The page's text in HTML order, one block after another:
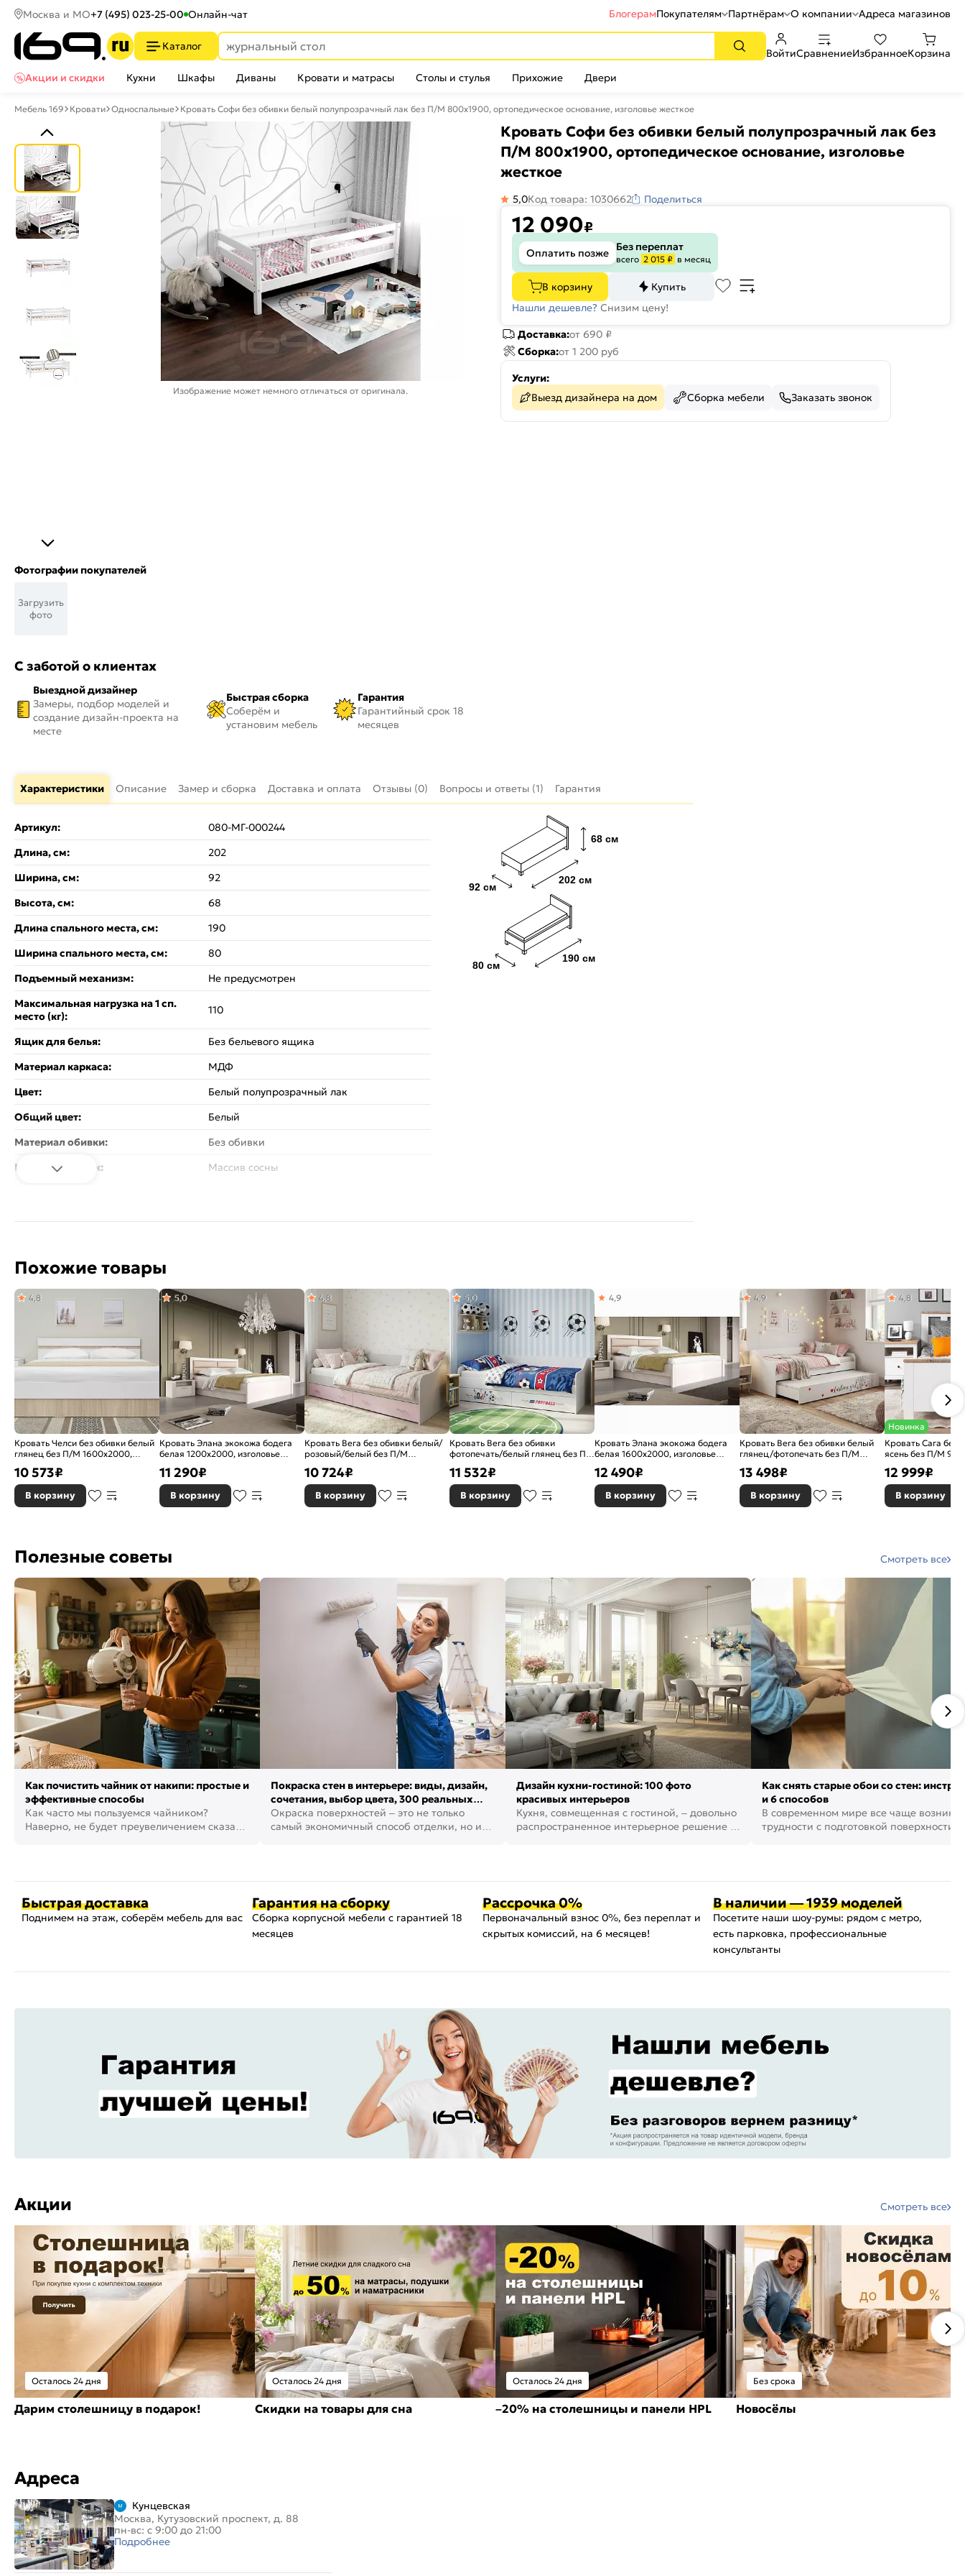
Москва и МО+7 (495) 023-25-00 Онлайн-чат БлогерамПокупателям Партнёрам О компании Адреса магазинов
Каталог
ВойтиСравнениеИзбранноеКорзина
Акции и скидки
Кухни Шкафы Диваны Кровати и матрасы Столы и стулья Прихожие Двери
Мебель 169 Кровати Односпальные Кровать Софи без обивки белый полупрозрачный лак без П/М 800x1900, ортопедическое основание, изголовье жесткое
Изображение может немного отличаться от оригинала.
Фотографии покупателей
Загрузить
фото
С заботой о клиентах
Выездной дизайнер
Замеры, подбор моделей и
создание дизайн-проекта на
месте
Быстрая сборка
Соберём и
установим мебель
Гарантия
Гарантийный срок 18
месяцев
Кровать Софи без обивки белый полупрозрачный лак без
П/М 800x1900, ортопедическое основание, изголовье
жесткое
5,0Код товара: 1030662 Поделиться
12 090₽
Оплатить позже Без переплат
всего 2 015 ₽ в месяц
В корзину
Купить
Нашли дешевле? Снизим цену!
Доставка:от 690 ₽
Сборка:от 1 200 руб
Услуги:
Выезд дизайнера на дом
Сборка мебели Заказать звонок
Характеристики Описание Замер и сборка Доставка и оплата Отзывы (0) Вопросы и ответы (1) Гарантия
Артикул:
080-МГ-000244
Длина, см:
202
Ширина, см:
92
Высота, см:
68
Длина спального места, см:
190
Ширина спального места, см:
80
Подъемный механизм:
Не предусмотрен
Максимальная нагрузка на 1 сп.
место (кг):
110
Ящик для белья:
Без бельевого ящика
Материал каркаса:
МДФ
Цвет:
Белый полупрозрачный лак
Общий цвет:
Белый
Материал обивки:
Без обивки
Материал ножек:
Массив сосны
Спинка кровати:
Ортопедическое основание:
Ортопедическое
Назначение:
Детская
Страна производитель:
Россия
Гарантия:
18 мес
Софи
Бренд:
Мебельград
Похожие товары
Кровать Челси без обивки белый
глянец без П/М 1600x2000,
4,8
10 573₽
В корзину
Кровать Элана экокожа бодега
белая 1200x2000, изголовье
5,0
11 290₽
В корзину
Кровать Вега без обивки белый/
розовый/белый без П/М
4,8
10 724₽
В корзину
Кровать Вега без обивки
фотопечать/белый глянец без П/
5,0
11 532₽
В корзину
Кровать Элана экокожа бодега
белая 1600x2000, изголовье
4,9
12 490₽
В корзину
Кровать Вега без обивки белый
глянец/фотопечать без П/М
4,9
13 498₽
В корзину
Новинка
Кровать Сага без
ясень без П/М
изголовье жесткое
4,8
12 999₽
В корзину
Полезные советы Смотреть все
Как почистить чайник от накипи: простые и
эффективные способы
Как часто мы пользуемся чайником?
Наверно, не будет преувеличением сказать,
Покраска стен в интерьере: виды, дизайн,
сочетания, выбор цвета, 300 реальных
фото
Окраска поверхностей – это не только
самый экономичный способ отделки, но и
Дизайн кухни-гостиной: 100 фото
красивых интерьеров
Кухня, совмещенная с гостиной, – довольно
распространенное интерьерное решение в
Как снять старые обои со стен:
и 6 способов
В современном мире все чаще
трудности с подготовкой поверхности
Быстрая доставка
Поднимем на этаж, соберём мебель для вас
Гарантия на сборку
Сборка корпусной мебели с гарантией 18
месяцев
Рассрочка 0%
Первоначальный взнос 0%, без переплат и
скрытых комиссий, на 6 месяцев!
В наличии — 1939 моделей
Посетите наши шоу-румы: рядом с метро,
есть парковка, профессиональные
консультанты
Акции Смотреть все
Осталось 24 дня
Дарим столешницу в подарок!
Осталось 24 дня
Скидки на товары для сна
Осталось 24 дня
–20% на столешницы и панели HPL
Без срока
Новосёлы
Адреса
Кунцевская
Москва, Кутузовский проспект, д. 88
пн-вс: с 9:00 до 21:00
Подробнее